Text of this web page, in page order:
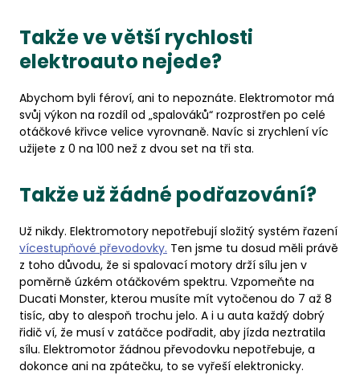
Takže ve větší rychlosti
elektroauto nejede?
Abychom byli féroví, ani to nepoznáte. Elektromotor má
svůj výkon na rozdíl od „spalováků“ rozprostřen po celé
otáčkové křivce velice vyrovnaně. Navíc si zrychlení víc
užijete z 0 na 100 než z dvou set na tři sta.
Takže už žádné podřazování?
Už nikdy. Elektromotory nepotřebují složitý systém řazení
vícestupňové převodovky. Ten jsme tu dosud měli právě
z toho důvodu, že si spalovací motory drží sílu jen v
poměrně úzkém otáčkovém spektru. Vzpomeňte na
Ducati Monster, kterou musíte mít vytočenou do 7 až 8
tisíc, aby to alespoň trochu jelo. A i u auta každý dobrý
řidič ví, že musí v zatáčce podřadit, aby jízda neztratila
sílu. Elektromotor žádnou převodovku nepotřebuje, a
dokonce ani na zpátečku, to se vyřeší elektronicky.